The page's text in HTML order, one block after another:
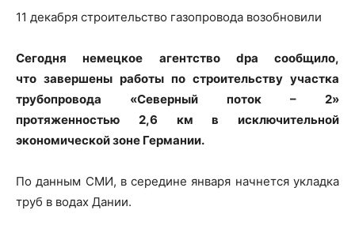
11 декабря строительство газопровода возобновили
Сегодня немецкое агентство dpa сообщило,
что завершены работы по строительству участка
трубопровода «Северный поток – 2»
протяженностью 2,6 км в исключительной
экономической зоне Германии.
По данным СМИ, в середине января начнется укладка
труб в водах Дании.